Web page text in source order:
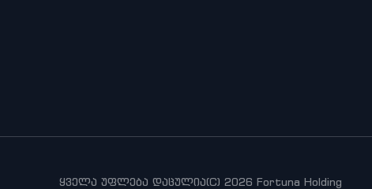
ყველა უფლება დაცულია(C) 2026 Fortuna Holding